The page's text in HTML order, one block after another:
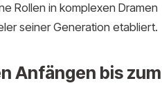
Rollen in komplexen Dramen
seiner Generation etabliert.
Anfängen bis zum